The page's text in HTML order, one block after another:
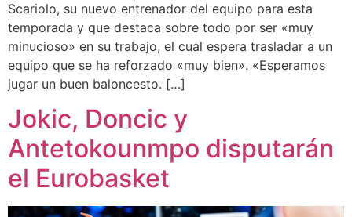
Scariolo, su nuevo entrenador del equipo para esta
temporada y que destaca sobre todo por ser «muy
minucioso» en su trabajo, el cual espera trasladar a un
equipo que se ha reforzado «muy bien». «Esperamos
jugar un buen baloncesto. […]
Jokic, Doncic y
Antetokounmpo disputarán
el Eurobasket